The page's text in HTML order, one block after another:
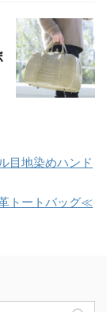
目地染めハンド
トートバッグ≪